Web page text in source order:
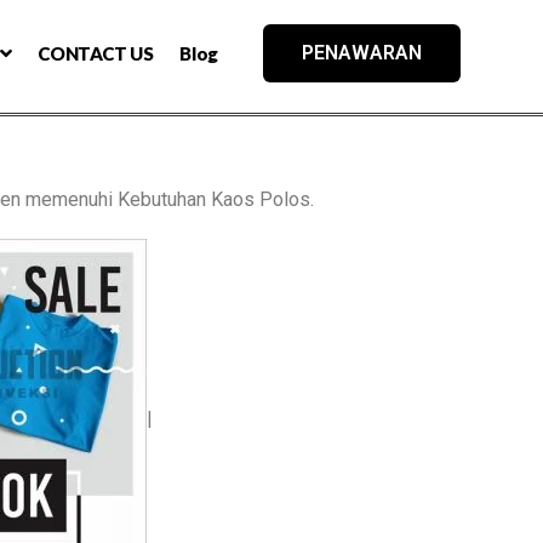
CONTACT US Blog PENAWARAN
memenuhi Kebutuhan Kaos Polos.